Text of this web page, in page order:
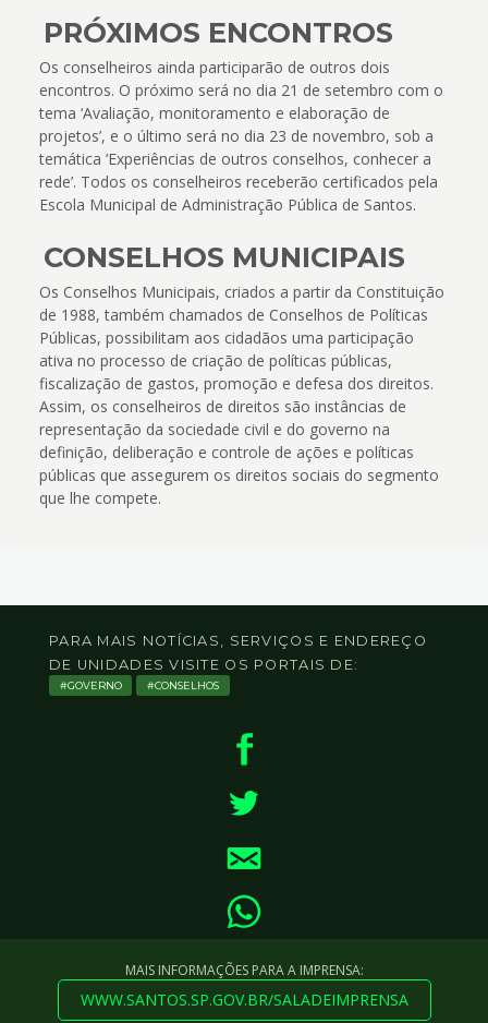
PRÓXIMOS ENCONTROS
Os conselheiros ainda participarão de outros dois
encontros. O próximo será no dia 21 de setembro com o
tema ‘Avaliação, monitoramento e elaboração de
projetos’, e o último será no dia 23 de novembro, sob a
temática ‘Experiências de outros conselhos, conhecer a
rede’. Todos os conselheiros receberão certificados pela
Escola Municipal de Administração Pública de Santos.
CONSELHOS MUNICIPAIS
Os Conselhos Municipais, criados a partir da Constituição
de 1988, também chamados de Conselhos de Políticas
Públicas, possibilitam aos cidadãos uma participação
ativa no processo de criação de políticas públicas,
fiscalização de gastos, promoção e defesa dos direitos.
Assim, os conselheiros de direitos são instâncias de
representação da sociedade civil e do governo na
definição, deliberação e controle de ações e políticas
públicas que assegurem os direitos sociais do segmento
que lhe compete.
PARA MAIS NOTÍCIAS, SERVIÇOS E ENDEREÇO
DE UNIDADES VISITE OS PORTAIS DE:
GOVERNO CONSELHOS
MAIS INFORMAÇÕES PARA A IMPRENSA:
WWW.SANTOS.SP.GOV.BR/SALADEIMPRENSA